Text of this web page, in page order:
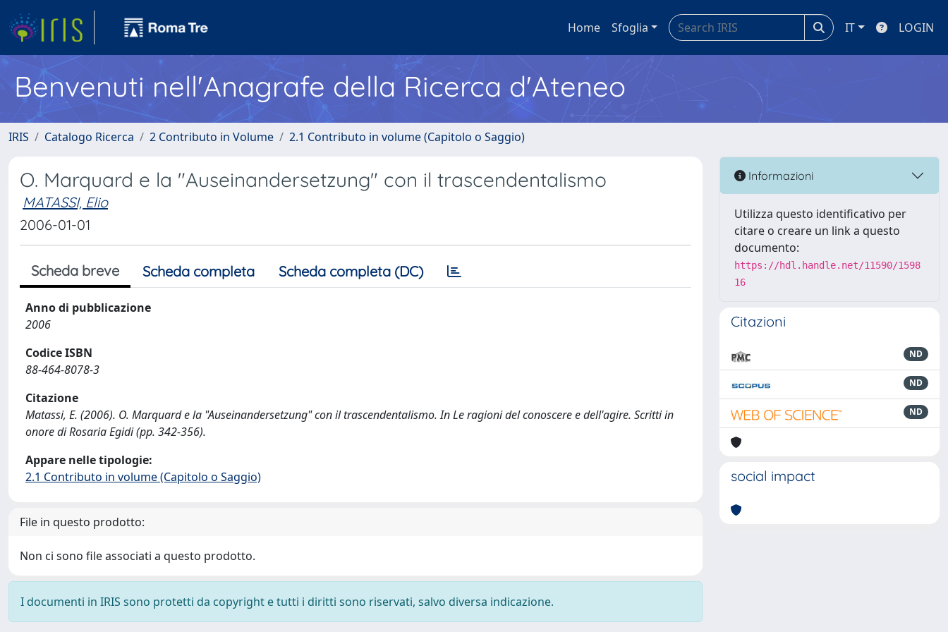
Home Sfoglia IT LOGIN
Benvenuti nell'Anagrafe della Ricerca d'Ateneo
IRIS Catalogo Ricerca 2 Contributo in Volume 2.1 Contributo in volume (Capitolo o Saggio)
O. Marquard e la "Auseinandersetzung" con il trascendentalismo
MATASSI, Elio
2006-01-01
Scheda breve Scheda completa Scheda completa (DC)
Anno di pubblicazione
2006
Codice ISBN
88-464-8078-3
Citazione
Matassi, E. (2006). O. Marquard e la "Auseinandersetzung" con il trascendentalismo. In Le ragioni del conoscere e dell'agire. Scritti in
onore di Rosaria Egidi (pp. 342-356).
Appare nelle tipologie:
2.1 Contributo in volume (Capitolo o Saggio)
File in questo prodotto:
Non ci sono file associati a questo prodotto.
I documenti in IRIS sono protetti da copyright e tutti i diritti sono riservati, salvo diversa indicazione.
Informazioni
Utilizza questo identificativo per
citare o creare un link a questo
documento:
https://hdl.handle.net/11590/1598
16
Citazioni
ND
ND
ND
social impact